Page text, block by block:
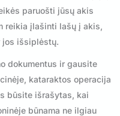
paruošti jūsų akis
reikia įlašinti lašų į akis,
išsiplėstų.
dokumentus ir gausite
kataraktos operacija
būsite išrašytas, kai
būnama ne ilgiau